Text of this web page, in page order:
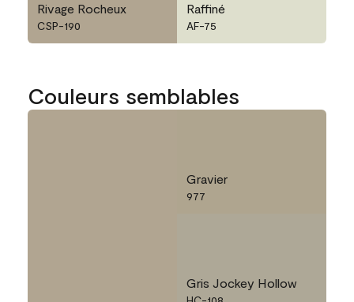
Rivage Rocheux
CSP-190
Raffiné
AF-75
Couleurs semblables
Gravier
977
Gris Jockey Hollow